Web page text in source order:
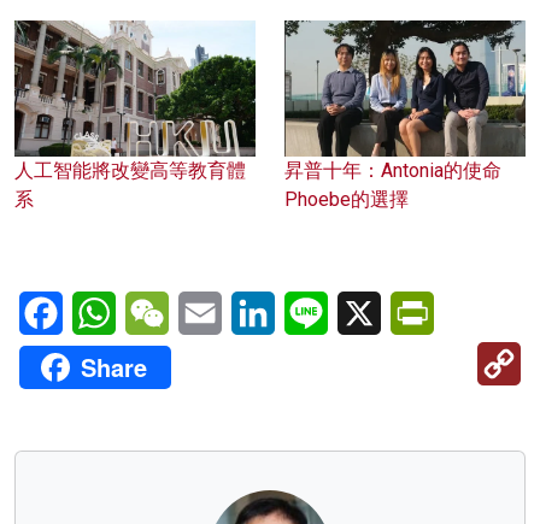
人工智能將改變高等教育體
系
昇普十年：Antonia的使命
Phoebe的選擇
FacebookWhatsAppWeChatEmail LinkedInLine X
Share